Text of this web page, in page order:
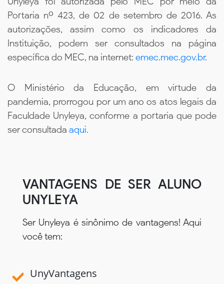
Portaria nº 423, de 02 de setembro de 2016. As
autorizações, assim como os indicadores da
Instituição, podem ser consultados na página
específica do MEC, na internet: emec.mec.gov.br.
O Ministério da Educação, em virtude da
pandemia, prorrogou por um ano os atos legais da
Faculdade Unyleya, conforme a portaria que pode
ser consultada aqui.
VANTAGENS DE SER ALUNO
UNYLEYA
Ser Unyleya é sinônimo de vantagens! Aqui
você tem:
UnyVantagens